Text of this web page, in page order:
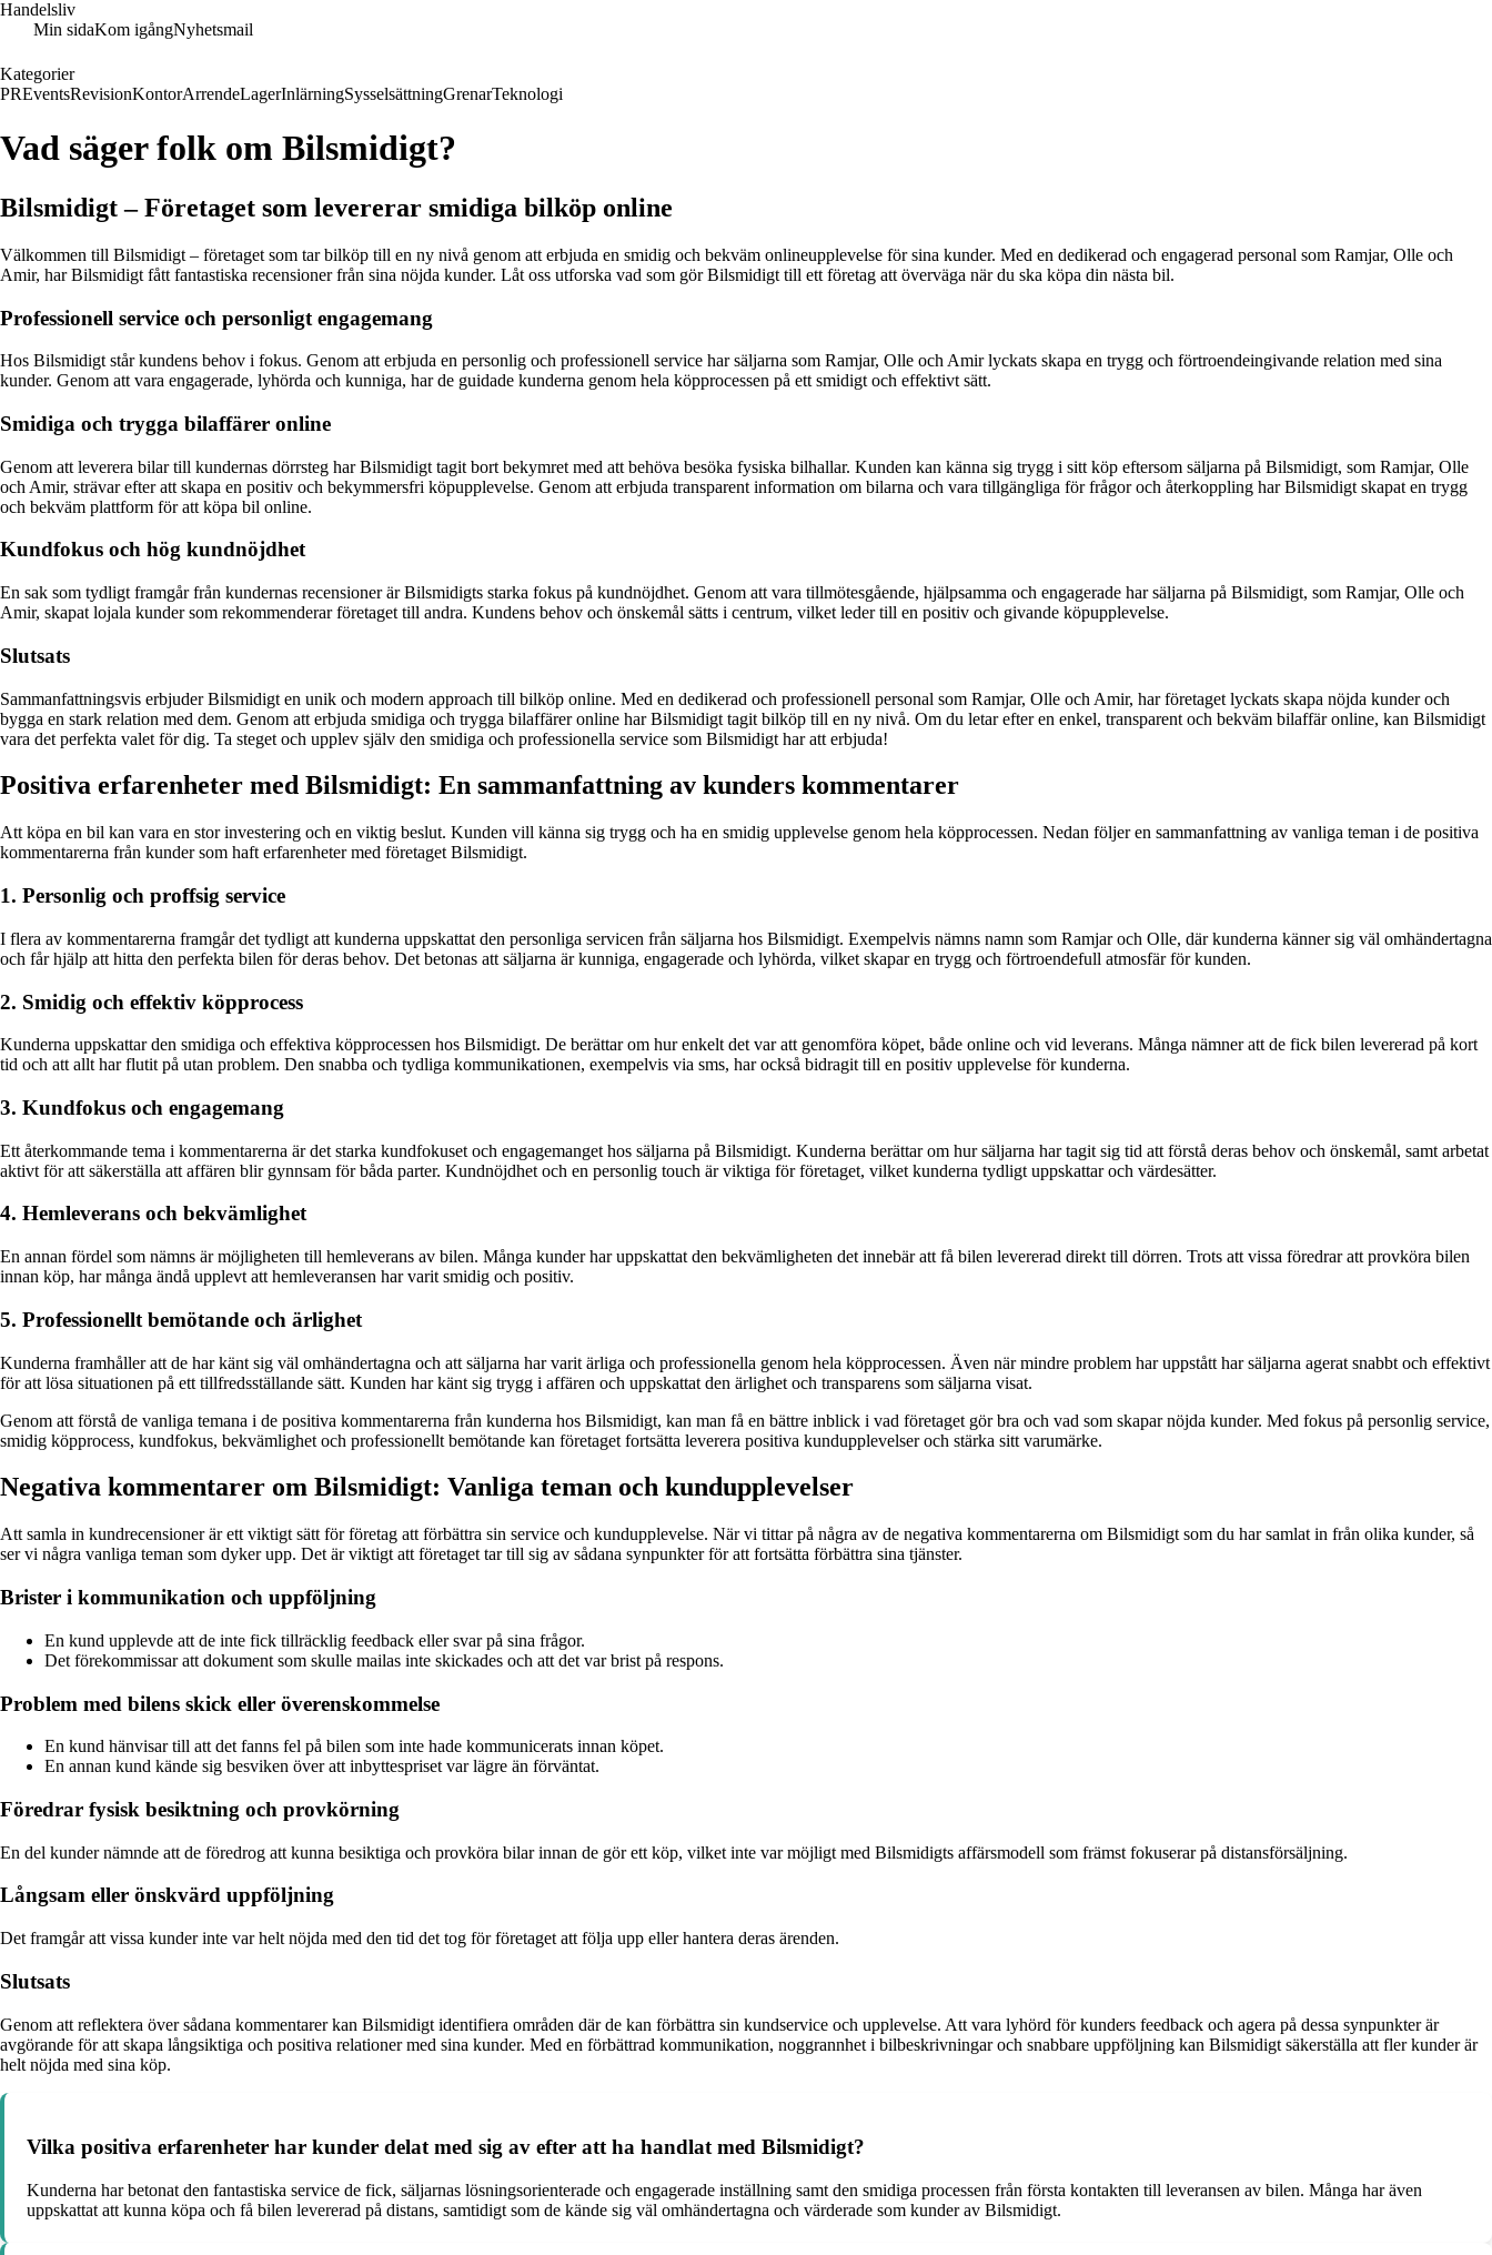
Handelsliv
Min sidaKom igångNyhetsmail
Kategorier
PREventsRevisionKontorArrendeLagerInlärningSysselsättningGrenarTeknologi
Vad säger folk om Bilsmidigt?
Bilsmidigt – Företaget som levererar smidiga bilköp online
Välkommen till Bilsmidigt – företaget som tar bilköp till en ny nivå genom att erbjuda en smidig och bekväm onlineupplevelse för sina kunder. Med en dedikerad och engagerad personal som Ramjar, Olle och
Amir, har Bilsmidigt fått fantastiska recensioner från sina nöjda kunder. Låt oss utforska vad som gör Bilsmidigt till ett företag att överväga när du ska köpa din nästa bil.
Professionell service och personligt engagemang
Hos Bilsmidigt står kundens behov i fokus. Genom att erbjuda en personlig och professionell service har säljarna som Ramjar, Olle och Amir lyckats skapa en trygg och förtroendeingivande relation med sina
kunder. Genom att vara engagerade, lyhörda och kunniga, har de guidade kunderna genom hela köpprocessen på ett smidigt och effektivt sätt.
Smidiga och trygga bilaffärer online
Genom att leverera bilar till kundernas dörrsteg har Bilsmidigt tagit bort bekymret med att behöva besöka fysiska bilhallar. Kunden kan känna sig trygg i sitt köp eftersom säljarna på Bilsmidigt, som Ramjar, Olle
och Amir, strävar efter att skapa en positiv och bekymmersfri köpupplevelse. Genom att erbjuda transparent information om bilarna och vara tillgängliga för frågor och återkoppling har Bilsmidigt skapat en trygg
och bekväm plattform för att köpa bil online.
Kundfokus och hög kundnöjdhet
En sak som tydligt framgår från kundernas recensioner är Bilsmidigts starka fokus på kundnöjdhet. Genom att vara tillmötesgående, hjälpsamma och engagerade har säljarna på Bilsmidigt, som Ramjar, Olle och
Amir, skapat lojala kunder som rekommenderar företaget till andra. Kundens behov och önskemål sätts i centrum, vilket leder till en positiv och givande köpupplevelse.
Slutsats
Sammanfattningsvis erbjuder Bilsmidigt en unik och modern approach till bilköp online. Med en dedikerad och professionell personal som Ramjar, Olle och Amir, har företaget lyckats skapa nöjda kunder och
bygga en stark relation med dem. Genom att erbjuda smidiga och trygga bilaffärer online har Bilsmidigt tagit bilköp till en ny nivå. Om du letar efter en enkel, transparent och bekväm bilaffär online, kan Bilsmidigt
vara det perfekta valet för dig. Ta steget och upplev själv den smidiga och professionella service som Bilsmidigt har att erbjuda!
Positiva erfarenheter med Bilsmidigt: En sammanfattning av kunders kommentarer
Att köpa en bil kan vara en stor investering och en viktig beslut. Kunden vill känna sig trygg och ha en smidig upplevelse genom hela köpprocessen. Nedan följer en sammanfattning av vanliga teman i de positiva
kommentarerna från kunder som haft erfarenheter med företaget Bilsmidigt.
1. Personlig och proffsig service
I flera av kommentarerna framgår det tydligt att kunderna uppskattat den personliga servicen från säljarna hos Bilsmidigt. Exempelvis nämns namn som Ramjar och Olle, där kunderna känner sig väl omhändertagna
och får hjälp att hitta den perfekta bilen för deras behov. Det betonas att säljarna är kunniga, engagerade och lyhörda, vilket skapar en trygg och förtroendefull atmosfär för kunden.
2. Smidig och effektiv köpprocess
Kunderna uppskattar den smidiga och effektiva köpprocessen hos Bilsmidigt. De berättar om hur enkelt det var att genomföra köpet, både online och vid leverans. Många nämner att de fick bilen levererad på kort
tid och att allt har flutit på utan problem. Den snabba och tydliga kommunikationen, exempelvis via sms, har också bidragit till en positiv upplevelse för kunderna.
3. Kundfokus och engagemang
Ett återkommande tema i kommentarerna är det starka kundfokuset och engagemanget hos säljarna på Bilsmidigt. Kunderna berättar om hur säljarna har tagit sig tid att förstå deras behov och önskemål, samt arbetat
aktivt för att säkerställa att affären blir gynnsam för båda parter. Kundnöjdhet och en personlig touch är viktiga för företaget, vilket kunderna tydligt uppskattar och värdesätter.
4. Hemleverans och bekvämlighet
En annan fördel som nämns är möjligheten till hemleverans av bilen. Många kunder har uppskattat den bekvämligheten det innebär att få bilen levererad direkt till dörren. Trots att vissa föredrar att provköra bilen
innan köp, har många ändå upplevt att hemleveransen har varit smidig och positiv.
5. Professionellt bemötande och ärlighet
Kunderna framhåller att de har känt sig väl omhändertagna och att säljarna har varit ärliga och professionella genom hela köpprocessen. Även när mindre problem har uppstått har säljarna agerat snabbt och effektivt
för att lösa situationen på ett tillfredsställande sätt. Kunden har känt sig trygg i affären och uppskattat den ärlighet och transparens som säljarna visat.
Genom att förstå de vanliga temana i de positiva kommentarerna från kunderna hos Bilsmidigt, kan man få en bättre inblick i vad företaget gör bra och vad som skapar nöjda kunder. Med fokus på personlig service,
smidig köpprocess, kundfokus, bekvämlighet och professionellt bemötande kan företaget fortsätta leverera positiva kundupplevelser och stärka sitt varumärke.
Negativa kommentarer om Bilsmidigt: Vanliga teman och kundupplevelser
Att samla in kundrecensioner är ett viktigt sätt för företag att förbättra sin service och kundupplevelse. När vi tittar på några av de negativa kommentarerna om Bilsmidigt som du har samlat in från olika kunder, så
ser vi några vanliga teman som dyker upp. Det är viktigt att företaget tar till sig av sådana synpunkter för att fortsätta förbättra sina tjänster.
Brister i kommunikation och uppföljning
En kund upplevde att de inte fick tillräcklig feedback eller svar på sina frågor.
Det förekommissar att dokument som skulle mailas inte skickades och att det var brist på respons.
Problem med bilens skick eller överenskommelse
En kund hänvisar till att det fanns fel på bilen som inte hade kommunicerats innan köpet.
En annan kund kände sig besviken över att inbyttespriset var lägre än förväntat.
Föredrar fysisk besiktning och provkörning
En del kunder nämnde att de föredrog att kunna besiktiga och provköra bilar innan de gör ett köp, vilket inte var möjligt med Bilsmidigts affärsmodell som främst fokuserar på distansförsäljning.
Långsam eller önskvärd uppföljning
Det framgår att vissa kunder inte var helt nöjda med den tid det tog för företaget att följa upp eller hantera deras ärenden.
Slutsats
Genom att reflektera över sådana kommentarer kan Bilsmidigt identifiera områden där de kan förbättra sin kundservice och upplevelse. Att vara lyhörd för kunders feedback och agera på dessa synpunkter är
avgörande för att skapa långsiktiga och positiva relationer med sina kunder. Med en förbättrad kommunikation, noggrannhet i bilbeskrivningar och snabbare uppföljning kan Bilsmidigt säkerställa att fler kunder är
helt nöjda med sina köp.
Vilka positiva erfarenheter har kunder delat med sig av efter att ha handlat med Bilsmidigt?
Kunderna har betonat den fantastiska service de fick, säljarnas lösningsorienterade och engagerade inställning samt den smidiga processen från första kontakten till leveransen av bilen. Många har även
uppskattat att kunna köpa och få bilen levererad på distans, samtidigt som de kände sig väl omhändertagna och värderade som kunder av Bilsmidigt.